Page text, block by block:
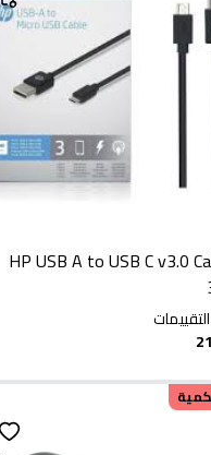
HP USB A to USB C v3.0
التقييمات